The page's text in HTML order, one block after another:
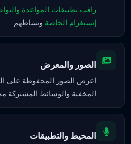
راقب تطبيقات المواعدة
إنستغرام الخاصة ونشاطهم.
الصور والمعرض
اعرض الصور المحفوظة على
المخفية والوسائط المشتركة
المحيط والتطبيقات